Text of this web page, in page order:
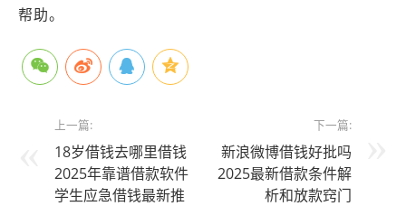
帮助。
上一篇:
18岁借钱去哪里借钱
2025年靠谱借款软件
学生应急借钱最新推
下一篇:
新浪微博借钱好批吗
2025最新借款条件解
析和放款窍门